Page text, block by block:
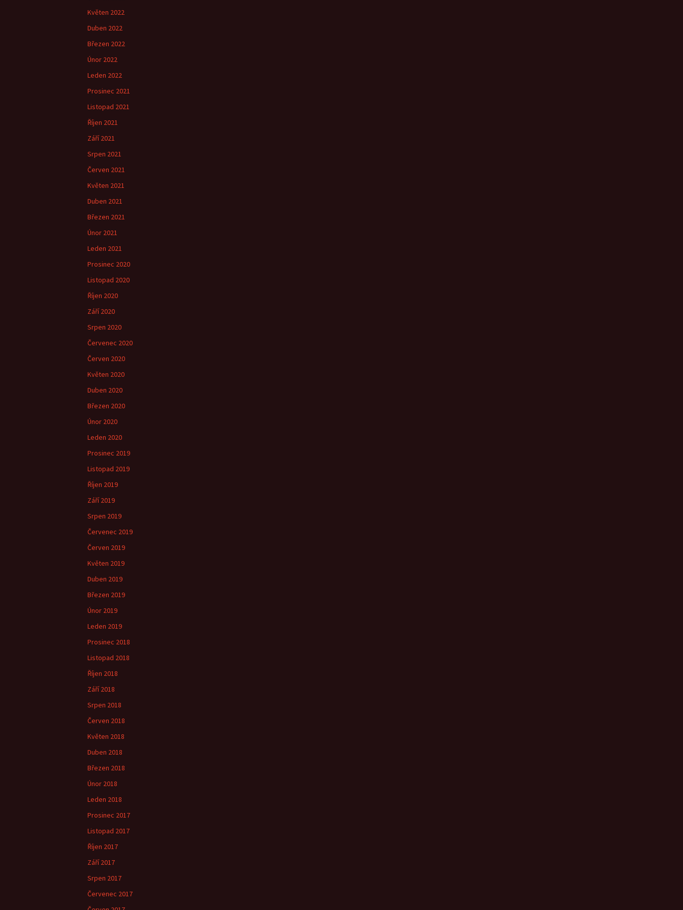
Květen 2022
Duben 2022
Březen 2022
Únor 2022
Leden 2022
Prosinec 2021
Listopad 2021
Říjen 2021
Září 2021
Srpen 2021
Červen 2021
Květen 2021
Duben 2021
Březen 2021
Únor 2021
Leden 2021
Prosinec 2020
Listopad 2020
Říjen 2020
Září 2020
Srpen 2020
Červenec 2020
Červen 2020
Květen 2020
Duben 2020
Březen 2020
Únor 2020
Leden 2020
Prosinec 2019
Listopad 2019
Říjen 2019
Září 2019
Srpen 2019
Červenec 2019
Červen 2019
Květen 2019
Duben 2019
Březen 2019
Únor 2019
Leden 2019
Prosinec 2018
Listopad 2018
Říjen 2018
Září 2018
Srpen 2018
Červen 2018
Květen 2018
Duben 2018
Březen 2018
Únor 2018
Leden 2018
Prosinec 2017
Listopad 2017
Říjen 2017
Září 2017
Srpen 2017
Červenec 2017